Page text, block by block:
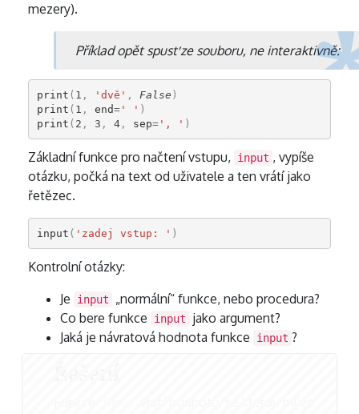
mezery).
Příklad opět spusť ze souboru, ne interaktivně:
print ( 1 , 'dvě' , False )
print ( 1 , end=' ' )
print ( 2 , 3 , 4, sep=', ' )
Základní funkce pro načtení vstupu, input , vypíše
otázku, počká na text od uživatele a ten vrátí jako
řetězec.
input ( 'zadej vstup: ' )
Kontrolní otázky:
Je
input
„normální“ funkce, nebo procedura?
Co bere funkce
input
jako argument?
Jaká je návratová hodnota funkce
input ?